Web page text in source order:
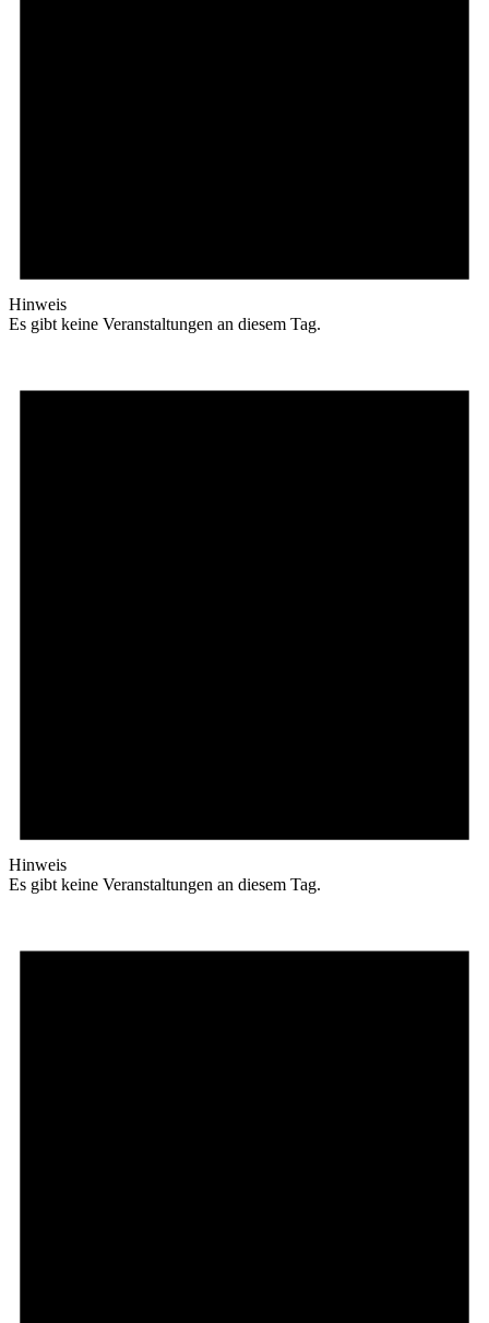
Hinweis
Es gibt keine Veranstaltungen an diesem Tag.
Hinweis
Es gibt keine Veranstaltungen an diesem Tag.